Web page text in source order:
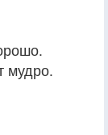
мудро.